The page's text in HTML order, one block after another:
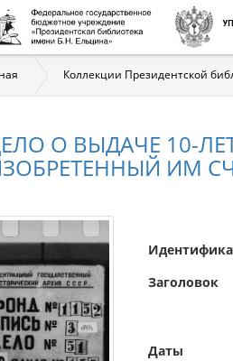
Коллекции Президентской
О ВЫДАЧЕ 10-
ИМ
Заголовок
Даты